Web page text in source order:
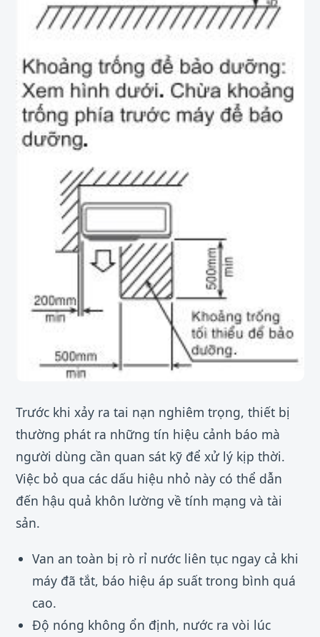
Trước khi xảy ra tai nạn nghiêm trọng, thiết bị
thường phát ra những tín hiệu cảnh báo mà
người dùng cần quan sát kỹ để xử lý kịp thời.
Việc bỏ qua các dấu hiệu nhỏ này có thể dẫn
đến hậu quả khôn lường về tính mạng và tài
sản.
Van an toàn bị rò rỉ nước liên tục ngay cả khi
máy đã tắt, báo hiệu áp suất trong bình quá
cao.
Độ nóng không ổn định, nước ra vòi lúc